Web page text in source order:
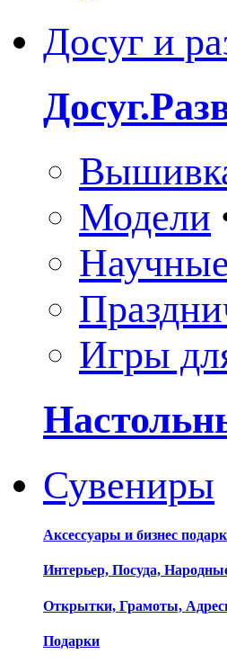
Досуг и
Модели
Игры
Сувениры
Аксессуары и бизнес
Интерьер, Посуда,
Открытки, Грамоты,
Подарки